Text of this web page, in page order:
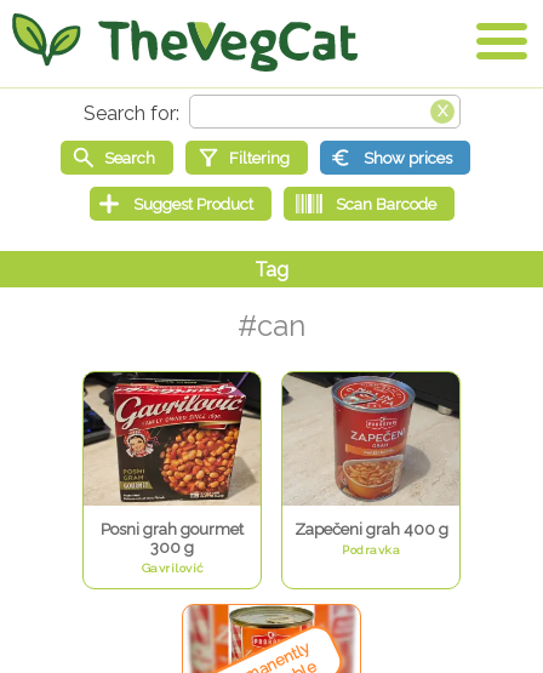
#can
Posni grah gourmet
300 g
Gavrilović
Zapečeni grah 400 g
Podravka